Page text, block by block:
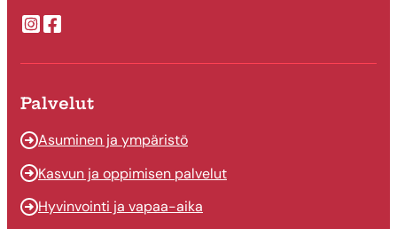
Suonenjoen kaupungin Instragram
Suonenjoen kaupungin Facebook
Palvelut
Asuminen ja ympäristö
Kasvun ja oppimisen palvelut
Hyvinvointi ja vapaa-aika